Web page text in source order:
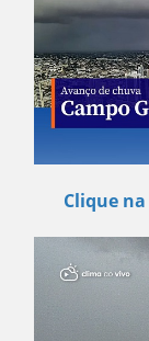
Clique